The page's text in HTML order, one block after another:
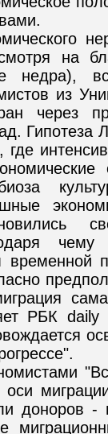
на
недра),
из
через
чему
РБК
доноров -